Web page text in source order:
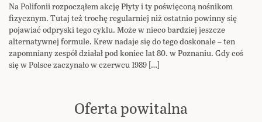
Na Polifonii rozpocząłem akcję Płyty i ty poświęconą nośnikom
fizycznym. Tutaj też trochę regularniej niż ostatnio powinny się
pojawiać odpryski tego cyklu. Może w nieco bardziej jeszcze
alternatywnej formule. Krew nadaje się do tego doskonale – ten
zapomniany zespół działał pod koniec lat 80. w Poznaniu. Gdy coś
się w Polsce zaczynało w czerwcu 1989 […]
Oferta powitalna